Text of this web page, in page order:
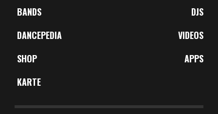
DJS
BANDS
VIDEOS
DANCEPEDIA
APPS
SHOP
KARTE